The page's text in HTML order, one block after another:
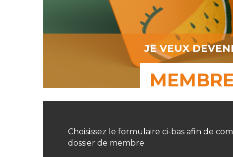
JE VEUX
Choisissez le formulaire ci-bas afin de
dossier de membre :